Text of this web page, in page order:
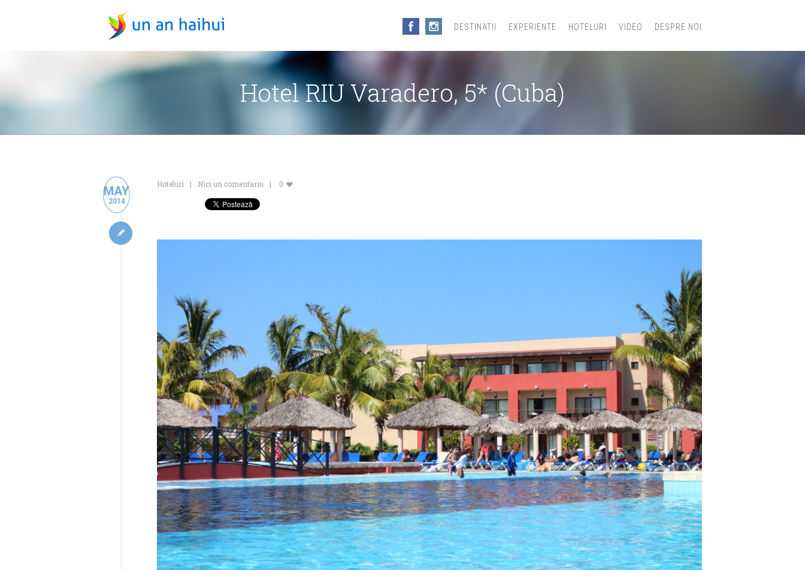
DESTINATII EXPERIENTE HOTELURI VIDEO DESPRE NOI
Hotel RIU Varadero, 5* (Cuba)
MAY
2014
Hoteluri Nici un comentariu 0